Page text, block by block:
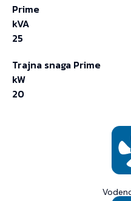
Prime
kVA
25
Trajna snaga Prime
kW
20